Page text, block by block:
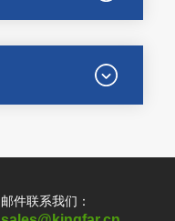
邮件联系我们：